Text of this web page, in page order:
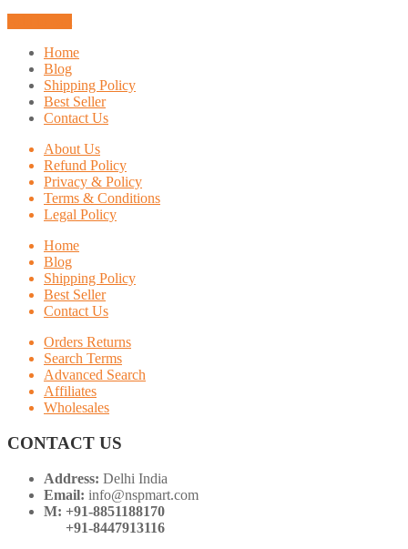
Home
Blog
Shipping Policy
Best Seller
Contact Us
About Us
Refund Policy
Privacy & Policy
Terms & Conditions
Legal Policy
Home
Blog
Shipping Policy
Best Seller
Contact Us
Orders Returns
Search Terms
Advanced Search
Affiliates
Wholesales
CONTACT US
Address: Delhi India
Email: info@nspmart.com
M: +91-8851188170
+91-8447913116